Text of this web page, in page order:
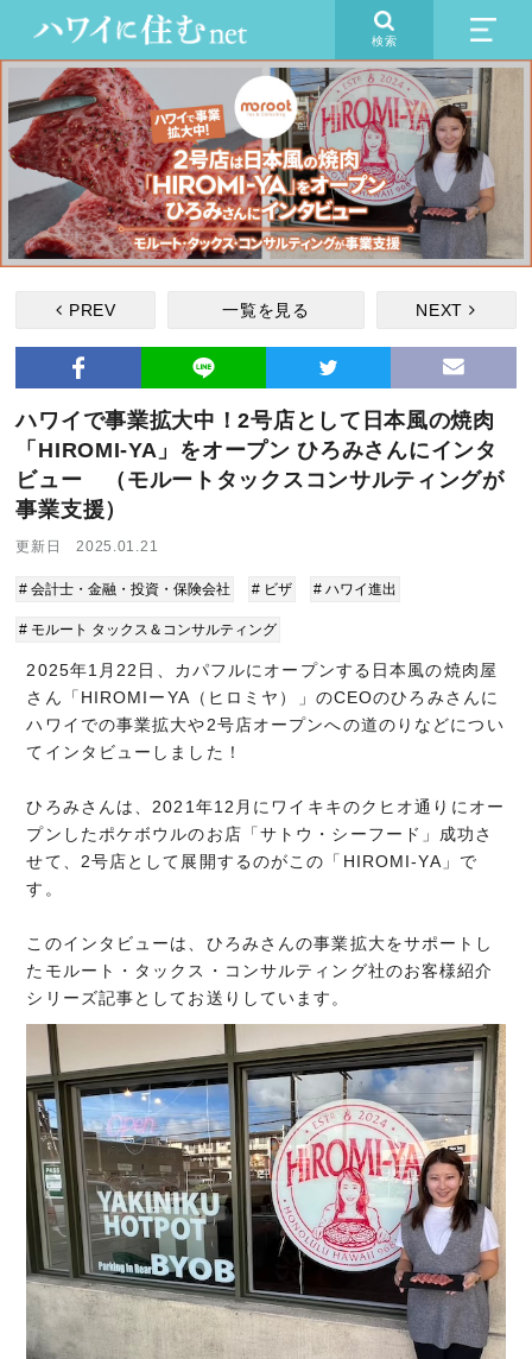
検索
PREV 一覧を見る NEXT
ハワイで事業拡大中！2号店として日本風の焼肉
「HIROMI-YA」をオープン ひろみさんにインタ
ビュー （モルートタックスコンサルティングが
事業支援）
更新日 2025.01.21
# 会計士・金融・投資・保険会社 # ビザ # ハワイ進出
# モルート タックス＆コンサルティング
2025年1月22日、カパフルにオープンする日本風の焼肉屋
さん「HIROMIーYA（ヒロミヤ）」のCEOのひろみさんに
ハワイでの事業拡大や2号店オープンへの道のりなどについ
てインタビューしました！
ひろみさんは、2021年12月にワイキキのクヒオ通りにオー
プンしたポケボウルのお店「サトウ・シーフード」成功さ
せて、2号店として展開するのがこの「HIROMI-YA」で
す。
このインタビューは、ひろみさんの事業拡大をサポートし
たモルート・タックス・コンサルティング社のお客様紹介
シリーズ記事としてお送りしています。